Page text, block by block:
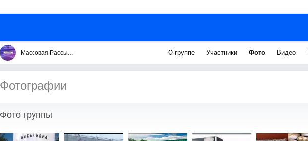
Массовая Рассылка Сообщений О группе Участники Фото Видео
Фотографии
Фото группы